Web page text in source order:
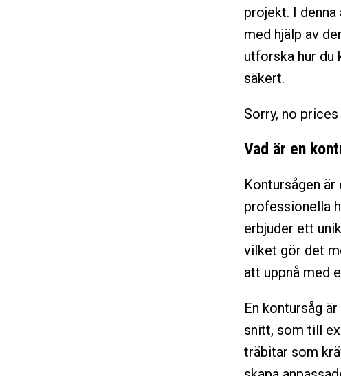
projekt. I
med hjälp av
utforska hur
säkert.
Sorry, no
Vad är en
Kontursågen
professionella
erbjuder ett
vilket gör det
att uppnå med
En kontursåg
snitt, som till
träbitar som